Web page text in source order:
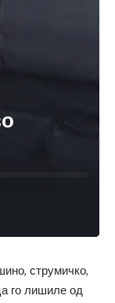
струмичко,
го лишиле од